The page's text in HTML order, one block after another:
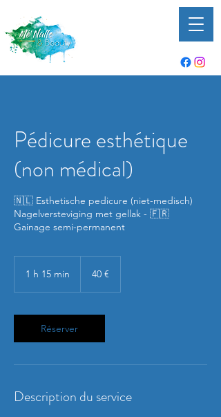
Pédicure esthétique
(non médical)
🇳🇱 Esthetische pedicure (niet-medisch)
Nagelversteviging met gellak - 🇫🇷
Gainage semi-permanent
1 h 15 min
m
i
n
40 €
Réserver
Description du service